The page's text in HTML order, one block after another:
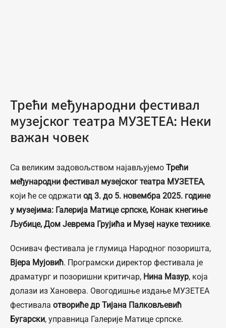
Трећи међународни фестивал
музејског театра МУЗЕТЕА: Неки
важан човек
Са великим задовољством најављујемо Трећи
међународни фестивал музејског театра МУЗЕТЕА,
који ће се одржати од 3. до 5. новембра 2025. године
у музејима: Галерија Матице српске, Конак кнегиње
Љубице, Дом Јеврема Грујића и Музеј науке технике.
Оснивач фестивала је глумица Народног позоришта,
Вјера Мујовић. Програмски директор фестивала је
драматург и позоришни критичар, Нина Мазур, која
долази из Хановера. Овогодишње издање МУЗЕТЕА
фестивала отвориће др Тијана Палковљевић
Бугарски, управница Галерије Матице српске.